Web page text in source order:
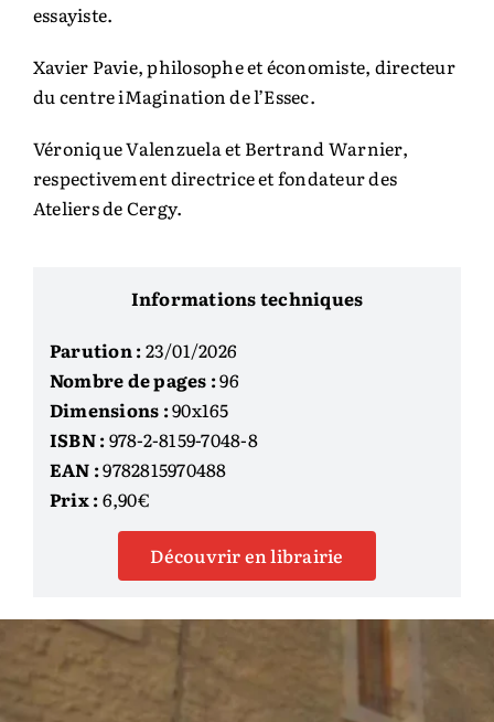
essayiste.
Xavier Pavie, philosophe et économiste, directeur
du centre iMagination de l’Essec.
Véronique Valenzuela et Bertrand Warnier,
respectivement directrice et fondateur des
Ateliers de Cergy.
Informations techniques
Parution :23/01/2026
Nombre de pages :96
Dimensions :90x165
ISBN :978-2-8159-7048-8
EAN :9782815970488
Prix :6,90€
Découvrir en librairie